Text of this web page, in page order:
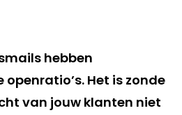
hebben
Het is zonde
van jouw klanten niet